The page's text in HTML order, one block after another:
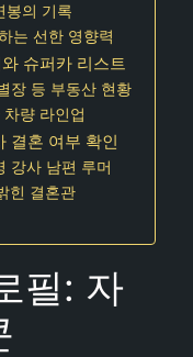
봉의 기록
는 선한 영향력
슈퍼카 리스트
장 등 부동산 현황
량 라인업
결혼 여부 확인
강사 남편 루머
힌 결혼관
필: 자